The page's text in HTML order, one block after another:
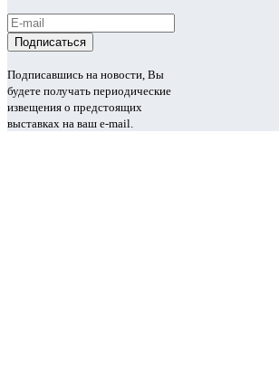
Подписавшись на новости, Вы
будете получать периодические
извещения о предстоящих
выставках на ваш e-mail.